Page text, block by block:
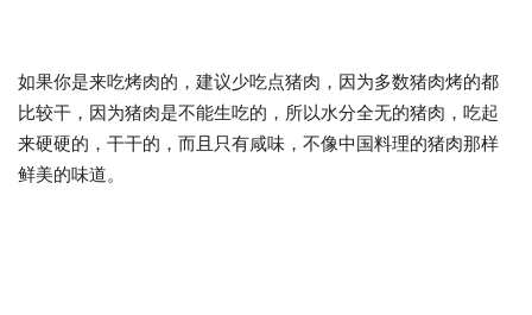
如果你是来吃烤肉的，建议少吃点猪肉，因为多数猪肉烤的都
比较干，因为猪肉是不能生吃的，所以水分全无的猪肉，吃起
来硬硬的，干干的，而且只有咸味，不像中国料理的猪肉那样
鲜美的味道。